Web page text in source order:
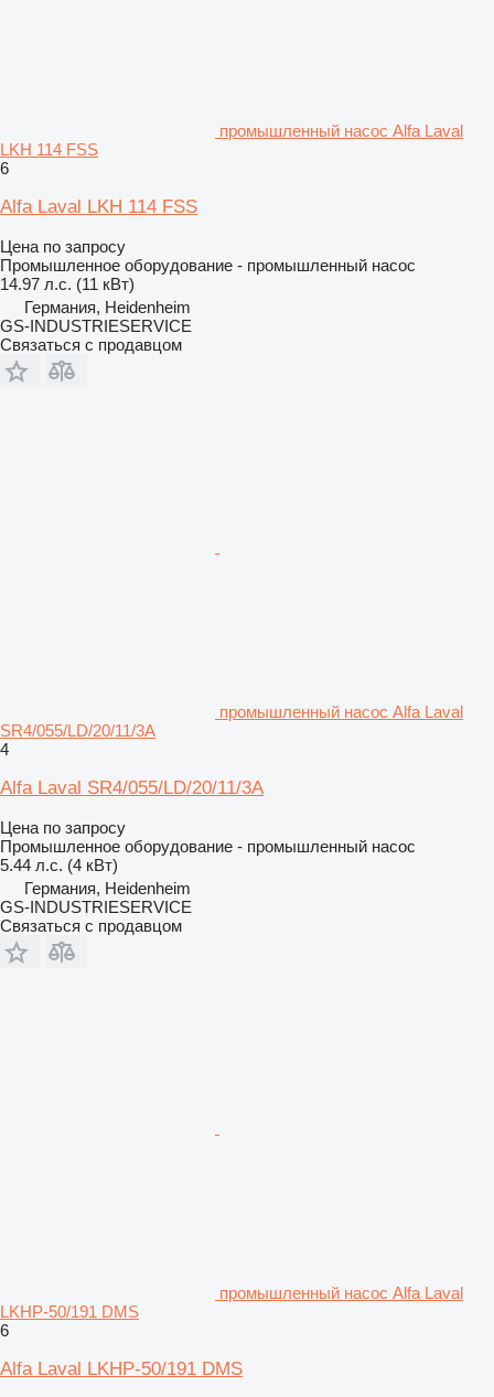
промышленный насос Alfa Laval
LKH 114 FSS
6
Alfa Laval LKH 114 FSS
Цена по запросу
Промышленное оборудование - промышленный насос
14.97 л.с. (11 кВт)
Германия, Heidenheim
GS-INDUSTRIESERVICE
Связаться с продавцом
промышленный насос Alfa Laval
SR4/055/LD/20/11/3A
4
Alfa Laval SR4/055/LD/20/11/3A
Цена по запросу
Промышленное оборудование - промышленный насос
5.44 л.с. (4 кВт)
Германия, Heidenheim
GS-INDUSTRIESERVICE
Связаться с продавцом
промышленный насос Alfa Laval
LKHP-50/191 DMS
6
Alfa Laval LKHP-50/191 DMS